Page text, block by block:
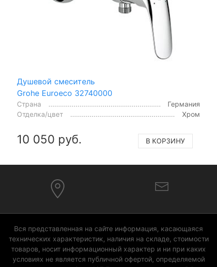
Душевой смеситель
Grohe Euroeco 32740000
Страна
Германия
Отделка/цвет
Хром
10 050 руб. В КОРЗИНУ
Вся представленная на сайте информация, касающаяся
технических характеристик, наличия на складе, стоимости
товаров, носит информационный характер и ни при каких
условиях не является публичной офертой, определяемой